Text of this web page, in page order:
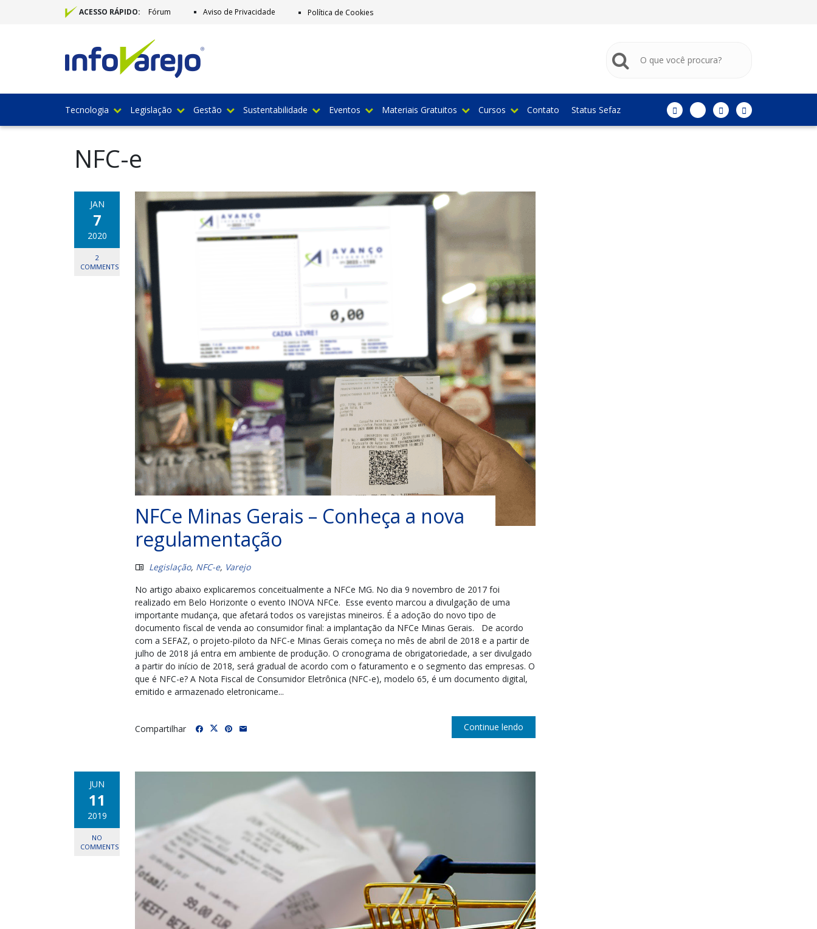
ACESSO RÁPIDO: Fórum Aviso de Privacidade Política de Cookies
Tecnologia Legislação Gestão Sustentabilidade Eventos Materiais Gratuitos Cursos Contato Status Sefaz
NFC-e
JAN
7
2020
2
COMMENTS
NFCe Minas Gerais – Conheça a nova
regulamentação
Legislação, NFC-e, Varejo
No artigo abaixo explicaremos conceitualmente a NFCe MG. No dia 9 novembro de 2017 foi
realizado em Belo Horizonte o evento INOVA NFCe. Esse evento marcou a divulgação de uma
importante mudança, que afetará todos os varejistas mineiros. É a adoção do novo tipo de
documento fiscal de venda ao consumidor final: a implantação da NFCe Minas Gerais. De acordo
com a SEFAZ, o projeto-piloto da NFC-e Minas Gerais começa no mês de abril de 2018 e a partir de
julho de 2018 já entra em ambiente de produção. O cronograma de obrigatoriedade, a ser divulgado
a partir do início de 2018, será gradual de acordo com o faturamento e o segmento das empresas. O
que é NFC-e? A Nota Fiscal de Consumidor Eletrônica (NFC-e), modelo 65, é um documento digital,
emitido e armazenado eletronicame...
Continue lendo
Compartilhar
JUN
11
2019
NO
COMMENTS